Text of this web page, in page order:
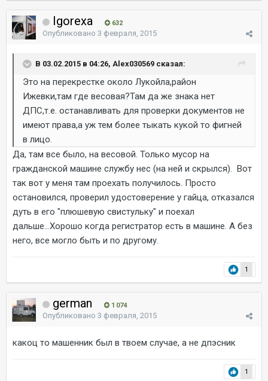
Igorexa 632
Опубликовано 3 февраля, 2015
В 03.02.2015 в 04:26, Alex030569 сказал:
Это на перекрестке около Лукойла,район
Ижевки,там где весовая?Там да же знака нет
ДПС,т.е. останавливать для проверки документов не
имеют права,а уж тем более тыкать кукой то фигней
в лицо.
Да, там все было, на весовой. Только мусор на
гражданской машине службу нес (на ней и скрылся). Вот
так вот у меня там проехать получилось. Просто
остановился, проверил удостоверение у гайца, отказался
дуть в его "плюшевую свистульку" и поехал
дальше...Хорошо когда регистратор есть в машине. А без
него, все могло быть и по другому.
1
german 1 074
Опубликовано 3 февраля, 2015
какоц то машенник был в твоем случае, а не дпэсник
1